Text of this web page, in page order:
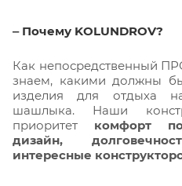
‒ Почему KOLUNDROV?
Как непосредственный
знаем, какими должны
изделия для отдыха
шашлыка. Наши
приоритет комфорт
дизайн,
интересные